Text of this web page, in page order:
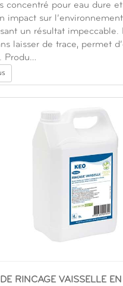
concentré pour eau dure
impact sur
un résultat impeccable.
laisser de trace, permet
Produ…
RINCAGE VAISSELLE